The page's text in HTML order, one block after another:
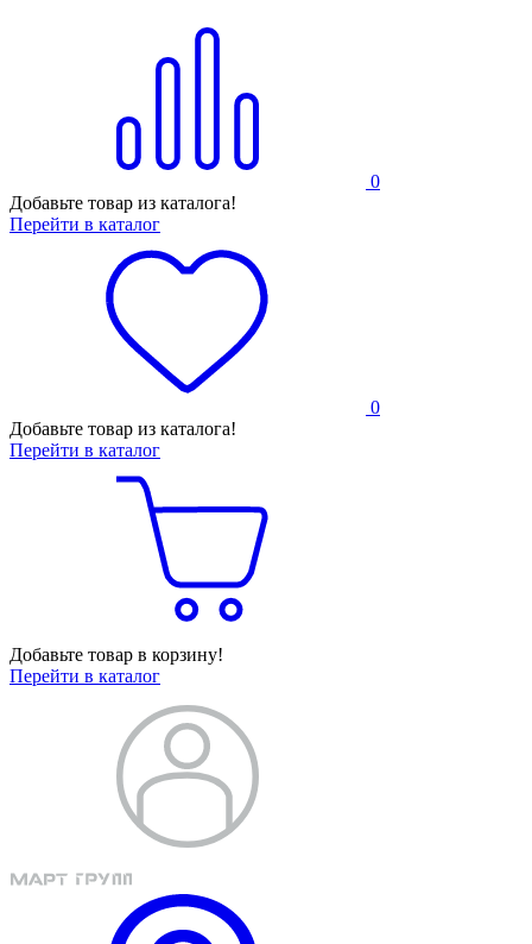
0
Добавьте товар из каталога!
Перейти в каталог
0
Добавьте товар из каталога!
Перейти в каталог
Добавьте товар в корзину!
Перейти в каталог